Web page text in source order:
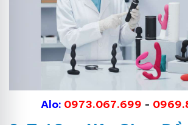
Alo: 0973.067.699 -